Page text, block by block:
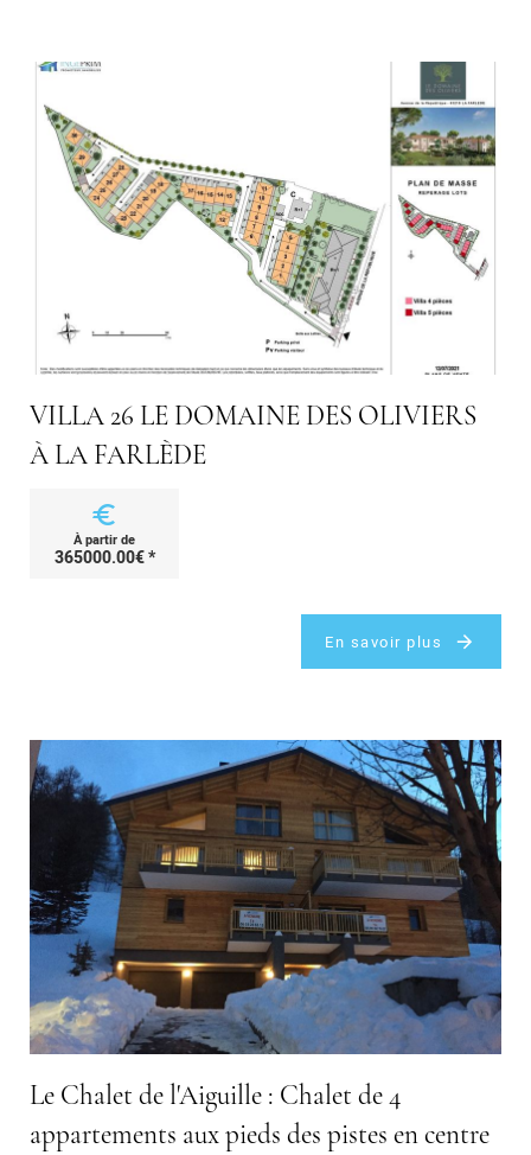
VILLA 26 LE DOMAINE DES OLIVIERS
À LA FARLÈDE
euro
À partir de
365000.00€ *
En savoir plus
Le Chalet de l'Aiguille : Chalet de 4
appartements aux pieds des pistes en centre